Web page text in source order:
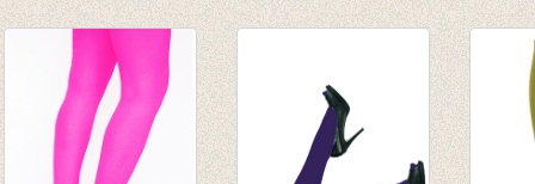
(donker blauw)
tot € 16,50
€